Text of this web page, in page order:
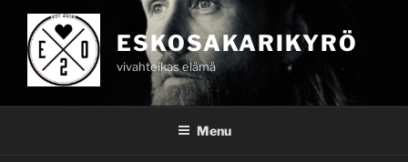
content
ESKOSAKARIKYRÖ
vivahteikas elämä
Menu